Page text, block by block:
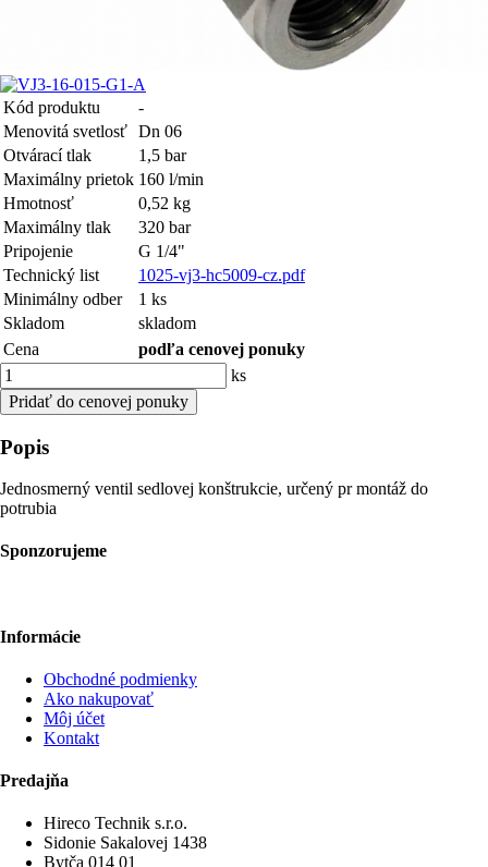
Kód produktu
-
Menovitá svetlosť Dn 06
Otvárací tlak
1,5 bar
Maximálny prietok 160 l/min
Hmotnosť
0,52 kg
Maximálny tlak
320 bar
Pripojenie
G 1/4"
Technický list
1025-vj3-hc5009-cz.pdf
Minimálny odber
1 ks
Skladom
skladom
Cena
podľa cenovej ponuky
ks
Pridať do cenovej ponuky
Popis
Jednosmerný ventil sedlovej konštrukcie, určený pr montáž do
potrubia
Sponzorujeme
Informácie
Obchodné podmienky
Ako nakupovať
Môj účet
Kontakt
Predajňa
Hireco Technik s.r.o.
Sidonie Sakalovej 1438
Bytča 014 01